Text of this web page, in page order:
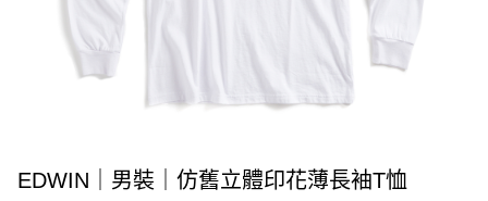
EDWIN｜男裝｜仿舊立體印花薄長袖T恤